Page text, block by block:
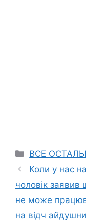
Categories
ВСЕ
Коли у нас
чоловік заявив
не може
на відч